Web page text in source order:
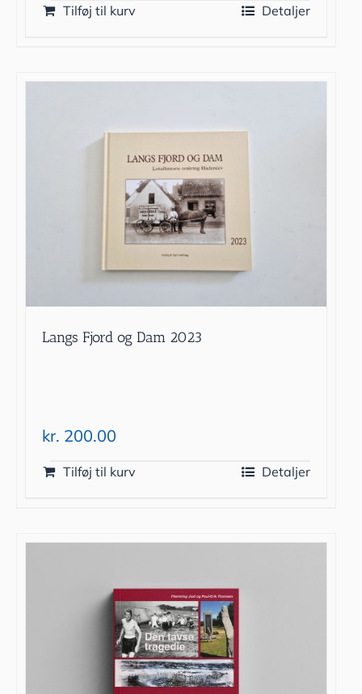
Tilføj til kurv Detaljer
Langs Fjord og Dam 2023
kr. 200.00
Tilføj til kurv Detaljer